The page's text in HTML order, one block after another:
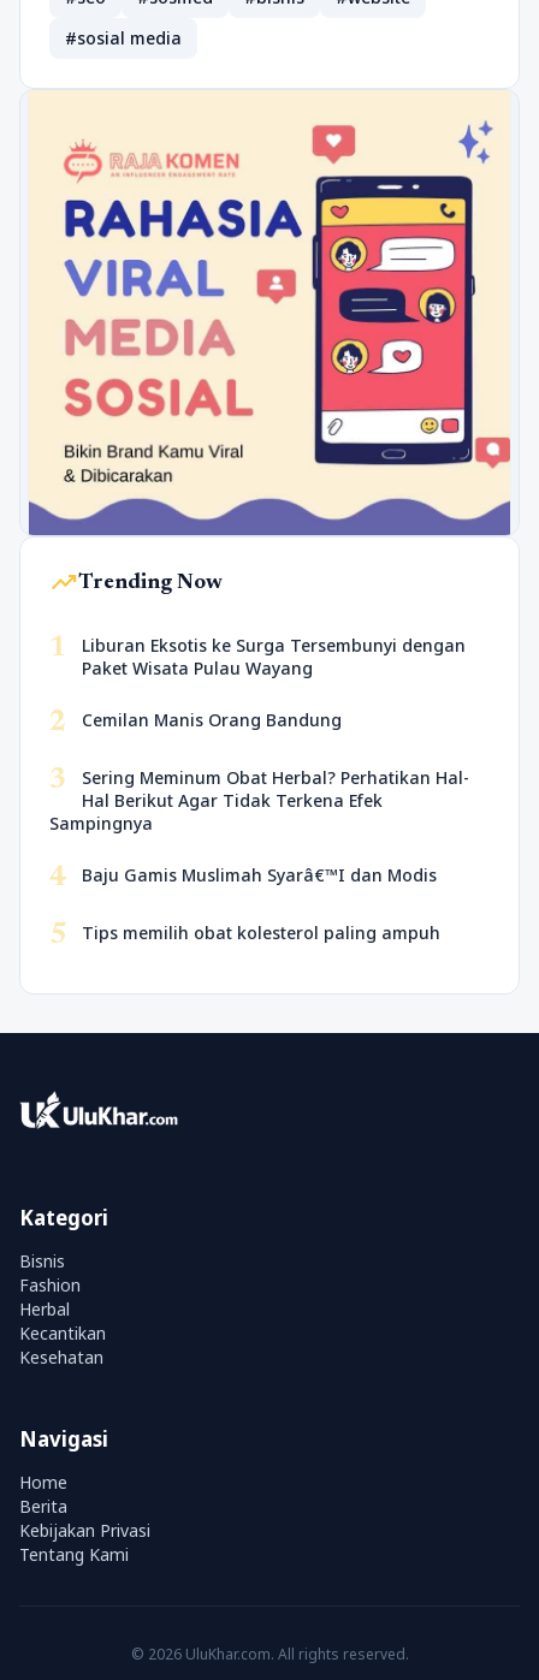
#sosial media
trending_upTrending Now
1
Liburan Eksotis ke Surga Tersembunyi dengan
Paket Wisata Pulau Wayang
2 Cemilan Manis Orang Bandung
3
Sering Meminum Obat Herbal? Perhatikan Hal-
Hal Berikut Agar Tidak Terkena Efek
Sampingnya
4 Baju Gamis Muslimah Syarâ€™I dan Modis
5 Tips memilih obat kolesterol paling ampuh
Kategori
Bisnis
Fashion
Herbal
Kecantikan
Kesehatan
Navigasi
Home
Berita
Kebijakan Privasi
Tentang Kami
© 2026 UluKhar.com. All rights reserved.